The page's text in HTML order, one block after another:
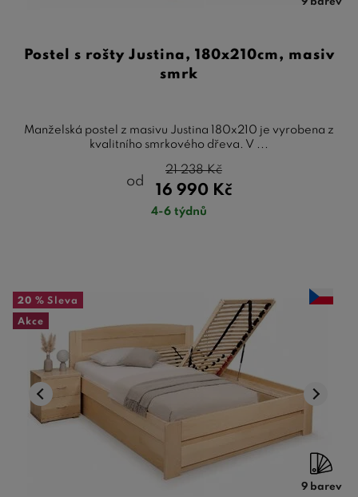
Postel s rošty Justina, 180x210cm, masiv
smrk
Manželská postel z masivu Justina 180x210 je vyrobena z
kvalitního smrkového dřeva. V ...
od
16 990 Kč
21 238Kč
4-6 týdnů
20 % Sleva
Akce
9 barev